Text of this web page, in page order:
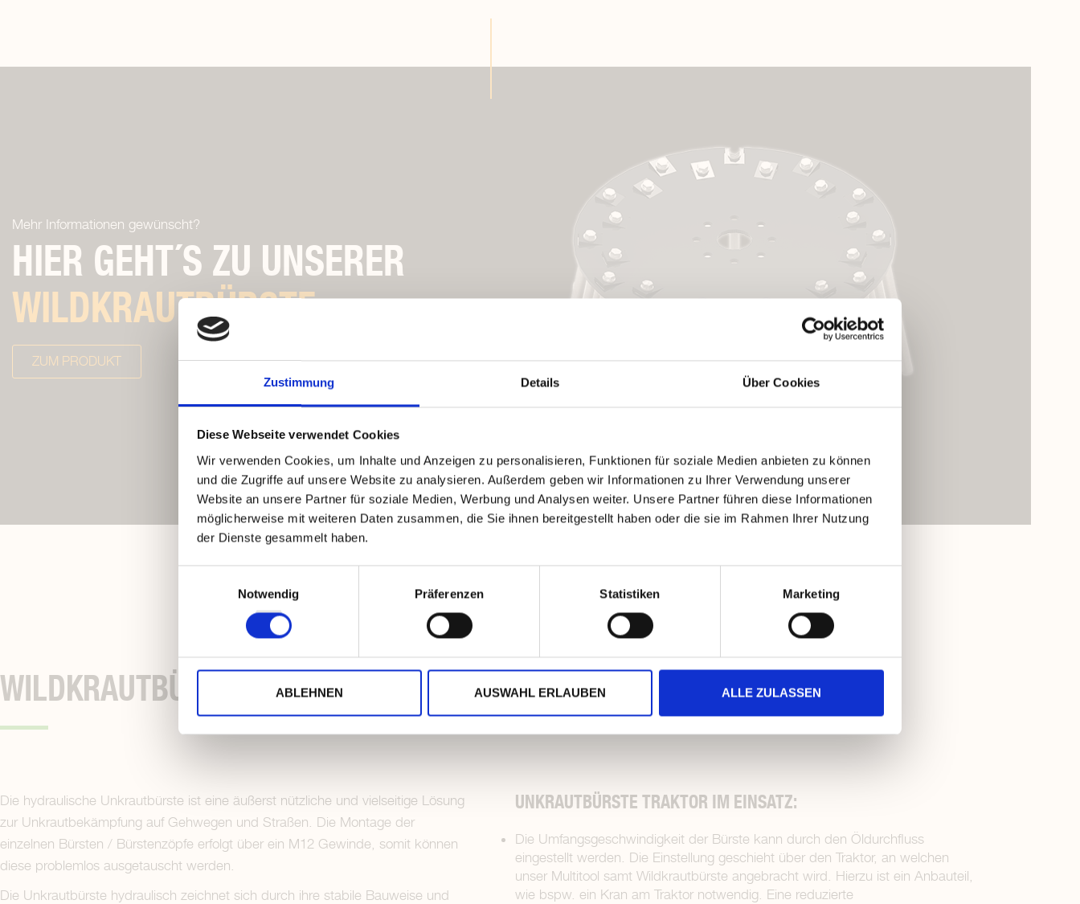
Zustimmung Details Über Cookies
Diese Webseite verwendet Cookies
Wir verwenden Cookies, um Inhalte und Anzeigen zu personalisieren, Funktionen für soziale Medien anbieten zu können
und die Zugriffe auf unsere Website zu analysieren. Außerdem geben wir Informationen zu Ihrer Verwendung unserer
Website an unsere Partner für soziale Medien, Werbung und Analysen weiter. Unsere Partner führen diese Informationen
möglicherweise mit weiteren Daten zusammen, die Sie ihnen bereitgestellt haben oder die sie im Rahmen Ihrer Nutzung
der Dienste gesammelt haben.
Notwendig
Präferenzen Statistiken Marketing
ABLEHNEN AUSWAHL ERLAUBEN ALLE ZULASSEN
Mehr Informationen gewünscht?
HIER GEHT´S ZU UNSERER
WILDKRAUTBÜRSTE
ZUM PRODUKT
WILDKRAUTBÜRSTE MIT HYDRAULISCHEM ANTRIEB
Die hydraulische Unkrautbürste ist eine äußerst nützliche und vielseitige Lösung
zur Unkrautbekämpfung auf Gehwegen und Straßen. Die Montage der
einzelnen Bürsten / Bürstenzöpfe erfolgt über ein M12 Gewinde, somit können
diese problemlos ausgetauscht werden.
Die Unkrautbürste hydraulisch zeichnet sich durch ihre stabile Bauweise und
UNKRAUTBÜRSTE TRAKTOR IM EINSATZ:
Die Umfangsgeschwindigkeit der Bürste kann durch den Öldurchfluss
eingestellt werden. Die Einstellung geschieht über den Traktor, an welchen
unser Multitool samt Wildkrautbürste angebracht wird. Hierzu ist ein Anbauteil,
wie bspw. ein Kran am Traktor notwendig. Eine reduzierte